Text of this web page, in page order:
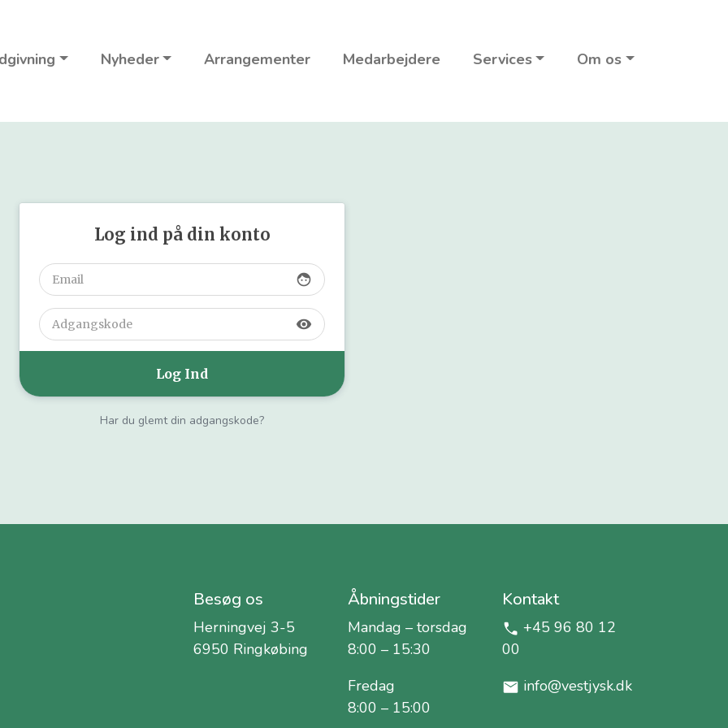
Nyheder Arrangementer Medarbejdere Services Om os
Log ind på din konto
face
visibility
Har du glemt din adgangskode?
Besøg os
Herningvej 3-5
6950 Ringkøbing
Åbningstider
Mandag – torsdag
8:00 – 15:30
Fredag
8:00 – 15:00
Kontakt
+45 96 80 12
00
info@vestjysk.dk